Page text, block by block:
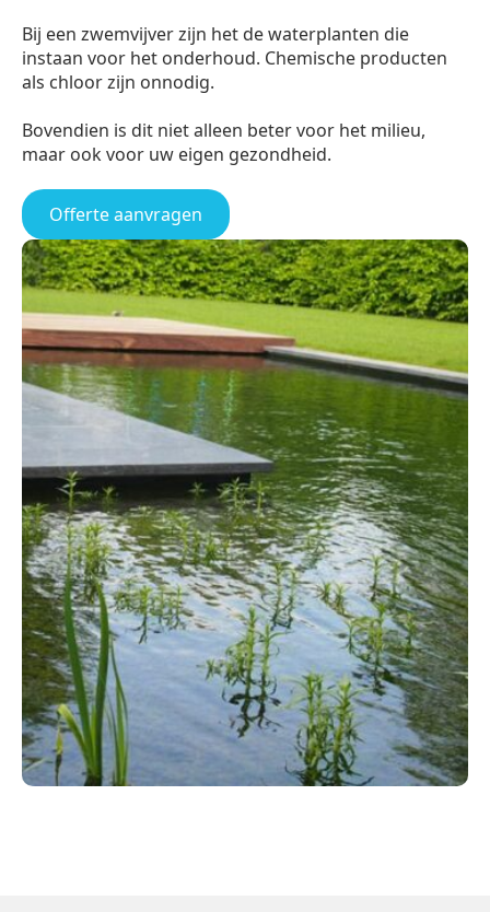
Bij een zwemvijver zijn het de waterplanten die
instaan voor het onderhoud. Chemische producten
als chloor zijn onnodig.
Bovendien is dit niet alleen beter voor het milieu,
maar ook voor uw eigen gezondheid.
Offerte aanvragen